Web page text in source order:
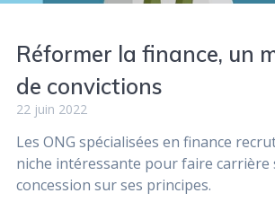
Réformer la finance, un
de convictions
22 juin 2022
Les ONG spécialisées en finance
niche intéressante pour faire carrière
concession sur ses principes.